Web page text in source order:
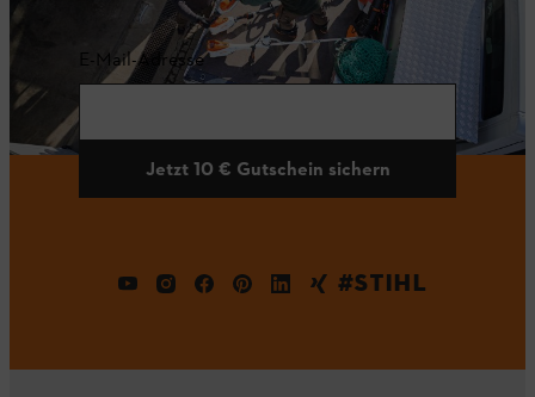
E-Mail-Adresse
Jetzt 10 € Gutschein sichern
#STIHL